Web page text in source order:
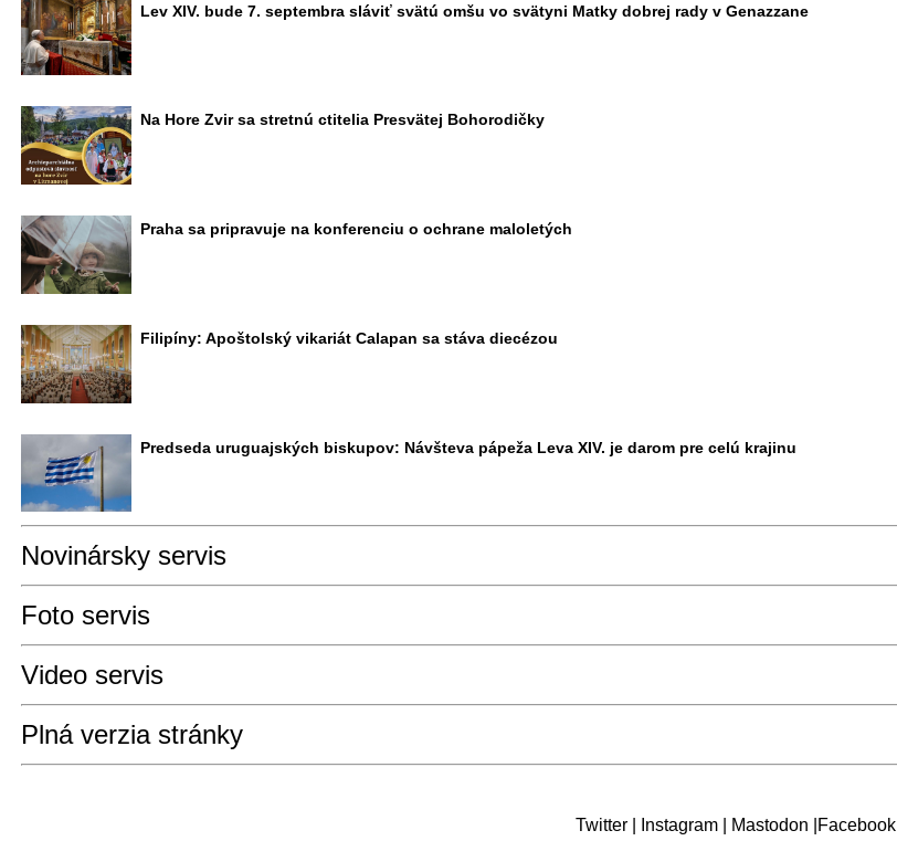
Lev XIV. bude 7. septembra sláviť svätú omšu vo svätyni Matky dobrej rady v Genazzane
Na Hore Zvir sa stretnú ctitelia Presvätej Bohorodičky
Praha sa pripravuje na konferenciu o ochrane maloletých
Filipíny: Apoštolský vikariát Calapan sa stáva diecézou
Predseda uruguajských biskupov: Návšteva pápeža Leva XIV. je darom pre celú krajinu
Novinársky servis
Foto servis
Video servis
Plná verzia stránky
Twitter| Instagram| Mastodon Facebook